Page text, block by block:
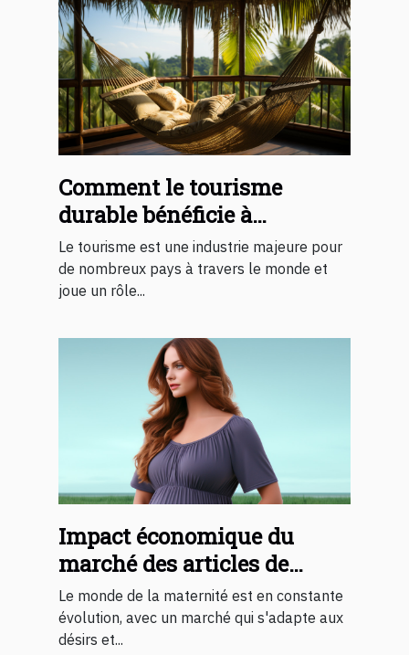
Comment le tourisme
durable bénéficie à
l'économie
Le tourisme est une industrie majeure pour
de nombreux pays à travers le monde et
joue un rôle...
Impact économique du
marché des articles de
grossesse personnalisés
Le monde de la maternité est en constante
évolution, avec un marché qui s'adapte aux
désirs et...